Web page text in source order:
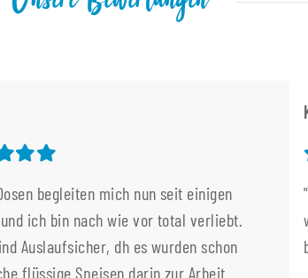
begleiten mich nun seit einigen
ich bin nach wie vor total verliebt.
Auslaufsicher, dh es wurden schon
flüssige Speisen darin zur Arbeit